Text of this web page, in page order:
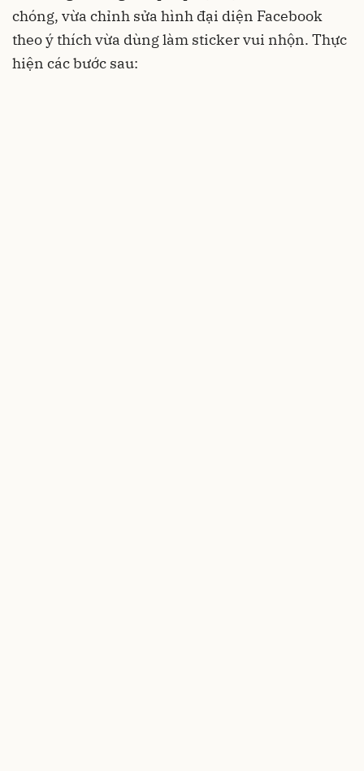
chóng, vừa chỉnh sửa hình đại diện Facebook
theo ý thích vừa dùng làm sticker vui nhộn. Thực
hiện các bước sau: